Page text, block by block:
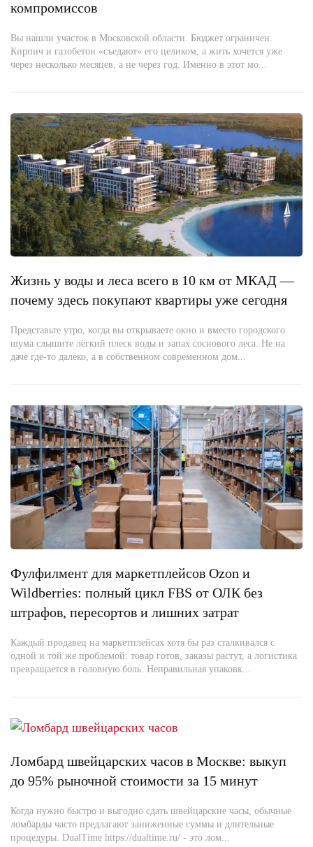
компромиссов
Вы нашли участок в Московской области. Бюджет ограничен.
Кирпич и газобетон «съедают» его целиком, а жить хочется уже
через несколько месяцев, а не через год. Именно в этот мо...
Жизнь у воды и леса всего в 10 км от МКАД —
почему здесь покупают квартиры уже сегодня
Представьте утро, когда вы открываете окно и вместо городского
шума слышите лёгкий плеск воды и запах соснового леса. Не на
даче где-то далеко, а в собственном современном дом...
Фулфилмент для маркетплейсов Ozon и
Wildberries: полный цикл FBS от ОЛК без
штрафов, пересортов и лишних затрат
Каждый продавец на маркетплейсах хотя бы раз сталкивался с
одной и той же проблемой: товар готов, заказы растут, а логистика
превращается в головную боль. Неправильная упаковк...
Ломбард швейцарских часов в Москве: выкуп
до 95% рыночной стоимости за 15 минут
Когда нужно быстро и выгодно сдать швейцарские часы, обычные
ломбарды часто предлагают заниженные суммы и длительные
процедуры. DualTime https://dualtime.ru/ - это лом...